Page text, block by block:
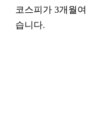
코스피가 3개월
습니다.